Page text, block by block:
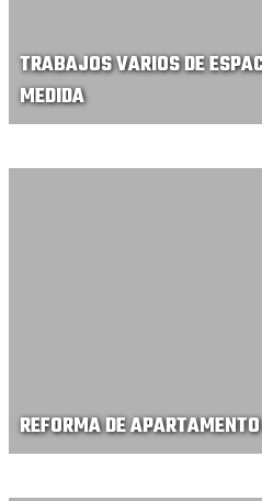
TRABAJOS VARIOS DE
MEDIDA
REFORMA DE